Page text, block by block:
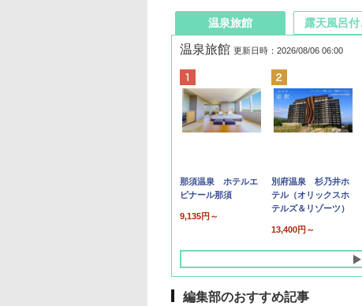
温泉旅館
温泉旅館 更新日時：2026/08/06 06:00
那須温泉 ホテルエ
ピナール那須
9,135円～
別府温泉 杉乃井ホ
テル（オリックスホ
テルズ＆リゾーツ）
13,400円～
露天風呂
編集部のおすすめ記事